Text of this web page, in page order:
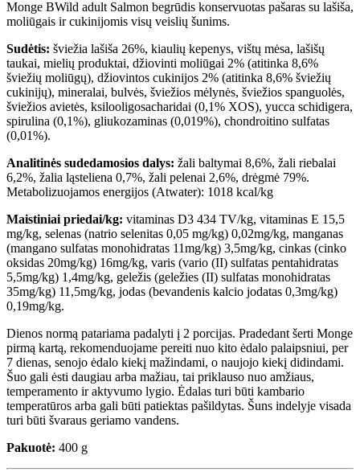
Monge BWild adult Salmon begrūdis konservuotas pašaras su lašiša,
moliūgais ir cukinijomis visų veislių šunims.
Sudėtis: šviežia lašiša 26%, kiaulių kepenys, vištų mėsa, lašišų
taukai, mielių produktai, džiovinti moliūgai 2% (atitinka 8,6%
šviežių moliūgų), džiovintos cukinijos 2% (atitinka 8,6% šviežių
cukinijų), mineralai, bulvės, šviežios mėlynės, šviežios spanguolės,
šviežios avietės, ksilooligosacharidai (0,1% XOS), yucca schidigera,
spirulina (0,1%), gliukozaminas (0,019%), chondroitino sulfatas
(0,01%).
Analitinės sudedamosios dalys: žali baltymai 8,6%, žali riebalai
6,2%, žalia ląsteliena 0,7%, žali pelenai 2,6%, drėgmė 79%.
Metabolizuojamos energijos (Atwater): 1018 kcal/kg
Maistiniai priedai/kg: vitaminas D3 434 TV/kg, vitaminas E 15,5
mg/kg, selenas (natrio selenitas 0,05 mg/kg) 0,02mg/kg, manganas
(mangano sulfatas monohidratas 11mg/kg) 3,5mg/kg, cinkas (cinko
oksidas 20mg/kg) 16mg/kg, varis (vario (II) sulfatas pentahidratas
5,5mg/kg) 1,4mg/kg, geležis (geležies (II) sulfatas monohidratas
35mg/kg) 11,5mg/kg, jodas (bevandenis kalcio jodatas 0,3mg/kg)
0,19mg/kg.
Dienos normą patariama padalyti į 2 porcijas. Pradedant šerti Monge
pirmą kartą, rekomenduojame pereiti nuo kito ėdalo palaipsniui, per
7 dienas, senojo ėdalo kiekį mažindami, o naujojo kiekį didindami.
Šuo gali ėsti daugiau arba mažiau, tai priklauso nuo amžiaus,
temperamento ir aktyvumo lygio. Ėdalas turi būti kambario
temperatūros arba gali būti patiektas pašildytas. Šuns indelyje visada
turi būti švaraus geriamo vandens.
Pakuotė: 400 g